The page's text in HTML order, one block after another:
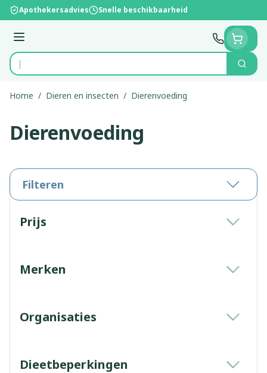
Ga naar de inhoud
Apothekersadvies Snelle beschikbaarheid
Menu
Product, merk, categorie...
Zoek
Home / Dieren en insecten / Dierenvoeding
Dierenvoeding
Filteren
Prijs
Merken
Organisaties
Dieetbeperkingen